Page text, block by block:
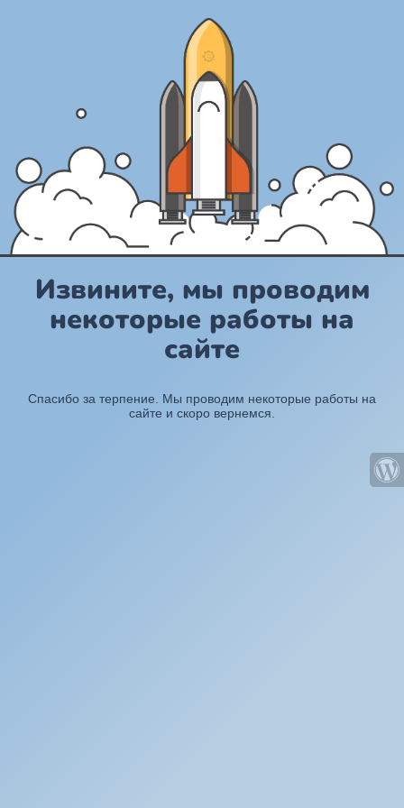
Извините, мы проводим
некоторые работы на
сайте
Спасибо за терпение. Мы проводим некоторые работы на
сайте и скоро вернемся.